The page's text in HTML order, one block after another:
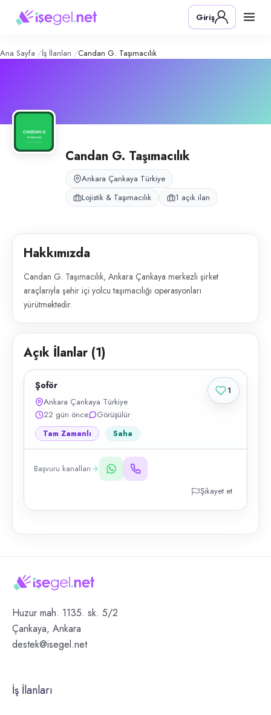
G. Taşımacılık – Şirket
Konum:
Candan G. Taşımacılık, Ankara Çankaya merkezli şirket araçlarıyla
Giriş
Ana Sayfa İş İlanları Candan G. Taşımacılık
Candan G. Taşımacılık
Ankara Çankaya Türkiye
Lojistik & Taşımacılık
1 açık ilan
Hakkımızda
Candan G. Taşımacılık, Ankara Çankaya merkezli şirket
araçlarıyla şehir içi yolcu taşımacılığı operasyonları
yürütmektedir.
Açık İlanlar (1)
Şoför
Ankara Çankaya Türkiye
22 gün önce
Görüşülür
Tam Zamanlı Saha
Başvuru kanalları
Şikayet et
1
Huzur mah. 1135. sk. 5/2
Çankaya, Ankara
destek@isegel.net
İş İlanları